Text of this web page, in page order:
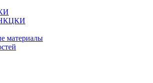
НКЦКИ
материалы